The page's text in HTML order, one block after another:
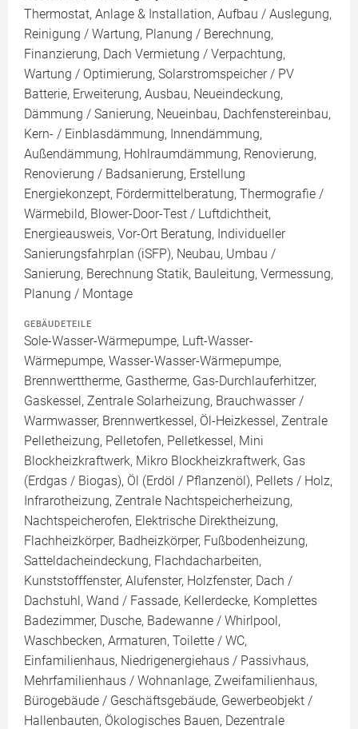
Thermostat, Anlage & Installation, Aufbau / Auslegung,
Reinigung / Wartung, Planung / Berechnung,
Finanzierung, Dach Vermietung / Verpachtung,
Wartung / Optimierung, Solarstromspeicher / PV
Batterie, Erweiterung, Ausbau, Neueindeckung,
Dämmung / Sanierung, Neueinbau, Dachfenstereinbau,
Kern- / Einblasdämmung, Innendämmung,
Außendämmung, Hohlraumdämmung, Renovierung,
Renovierung / Badsanierung, Erstellung
Energiekonzept, Fördermittelberatung, Thermografie /
Wärmebild, Blower-Door-Test / Luftdichtheit,
Energieausweis, Vor-Ort Beratung, Individueller
Sanierungsfahrplan (iSFP), Neubau, Umbau /
Sanierung, Berechnung Statik, Bauleitung, Vermessung,
Planung / Montage
GEBÄUDETEILE
Sole-Wasser-Wärmepumpe, Luft-Wasser-
Wärmepumpe, Wasser-Wasser-Wärmepumpe,
Brennwerttherme, Gastherme, Gas-Durchlauferhitzer,
Gaskessel, Zentrale Solarheizung, Brauchwasser /
Warmwasser, Brennwertkessel, Öl-Heizkessel, Zentrale
Pelletheizung, Pelletofen, Pelletkessel, Mini
Blockheizkraftwerk, Mikro Blockheizkraftwerk, Gas
(Erdgas / Biogas), Öl (Erdöl / Pflanzenöl), Pellets / Holz,
Infrarotheizung, Zentrale Nachtspeicherheizung,
Nachtspeicherofen, Elektrische Direktheizung,
Flachheizkörper, Badheizkörper, Fußbodenheizung,
Satteldacheindeckung, Flachdacharbeiten,
Kunststofffenster, Alufenster, Holzfenster, Dach /
Dachstuhl, Wand / Fassade, Kellerdecke, Komplettes
Badezimmer, Dusche, Badewanne / Whirlpool,
Waschbecken, Armaturen, Toilette / WC,
Einfamilienhaus, Niedrigenergiehaus / Passivhaus,
Mehrfamilienhaus / Wohnanlage, Zweifamilienhaus,
Bürogebäude / Geschäftsgebäude, Gewerbeobjekt /
Hallenbauten, Ökologisches Bauen, Dezentrale